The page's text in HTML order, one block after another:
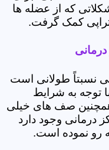
که از عضله ها
کمک گرفت.
نسبتاً طولانی است
توجه به شرایط
صف های خیلی
درمانی وجود دارد
رو نموده است.